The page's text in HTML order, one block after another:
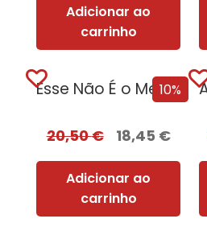
Adicionar ao
carrinho
10%
Esse Não É o Meu Nome – Edição com EDGES
20,50€ 18,45 €
Adicionar ao
carrinho